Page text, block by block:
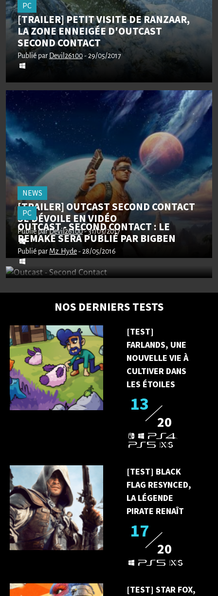
PC
[TRAILER] PETIT VISITE DE RANZAAR,
LA ZONE ENNEIGÉE D'OUTCAST
SECOND CONTACT
Publié parDevil26100- 29/05/2017
NEWS
[TRAILER] OUTCAST SECOND CONTACT
SE DÉVOILE EN VIDÉO
Publié parDevil26100- 31/03/2017
PC
OUTCAST - SECOND CONTACT : LE
REMAKE SERA PUBLIÉ PAR BIGBEN
Publié par Mz.Hyde- 28/05/2016
NOS DERNIERS TESTS
[TEST]
FARLANDS, UNE
NOUVELLE VIE À
CULTIVER DANS
LES ÉTOILES
13
20
[TEST] BLACK
FLAG RESYNCED,
LA LÉGENDE
PIRATE RENAÎT
17
20
[TEST] STAR FOX,